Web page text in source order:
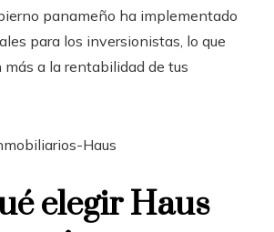
panameño ha implementado
para los inversionistas, lo que
a la rentabilidad de tus
elegir Haus